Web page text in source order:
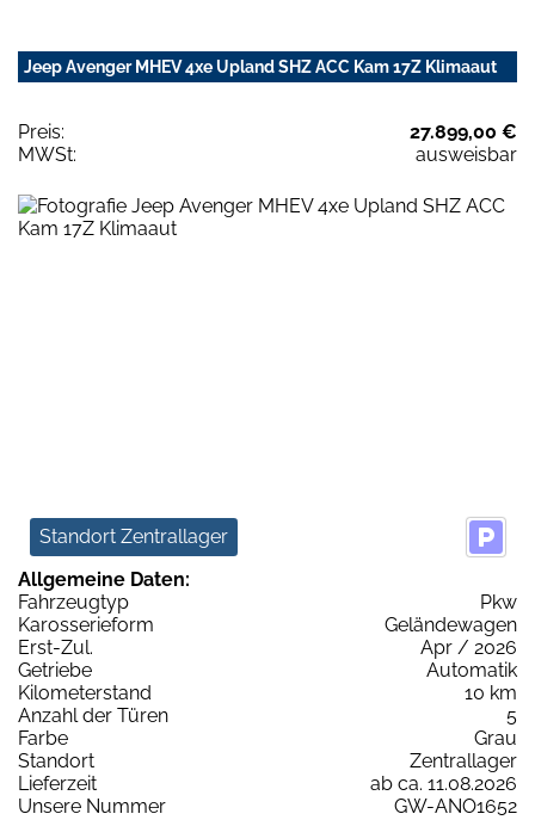
Jeep Avenger MHEV 4xe Upland SHZ ACC Kam 17Z Klimaaut
Preis:
27.899,00 €
MWSt:
ausweisbar
Standort Zentrallager
Allgemeine Daten:
Fahrzeugtyp
Pkw
Karosserieform
Geländewagen
Erst-Zul.
Apr / 2026
Getriebe
Automatik
Kilometerstand
10 km
Anzahl der Türen
5
Farbe
Grau
Standort
Zentrallager
Lieferzeit
ab ca. 11.08.2026
Unsere Nummer
GW-ANO1652